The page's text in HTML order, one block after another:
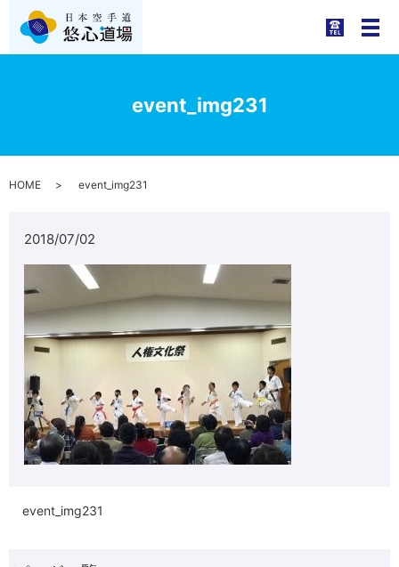
メ
event_img231
HOME event_img231
2018/07/02
event_img231